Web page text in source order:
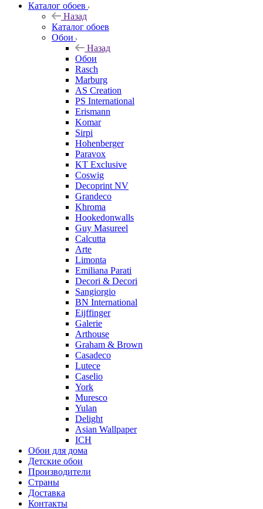
Каталог обоев
Назад
Каталог обоев
Обои
Назад
Обои
Rasch
Marburg
AS Creation
PS International
Erismann
Komar
Sirpi
Hohenberger
Paravox
KT Exclusive
Coswig
Decoprint NV
Grandeco
Khroma
Hookedonwalls
Guy Masureel
Calcutta
Arte
Limonta
Emiliana Parati
Decori & Decori
Sangiorgio
BN International
Eijffinger
Galerie
Arthouse
Graham & Brown
Casadeco
Lutece
Caselio
York
Muresco
Yulan
Delight
Asian Wallpaper
ICH
Обои для дома
Детские обои
Производители
Страны
Доставка
Контакты